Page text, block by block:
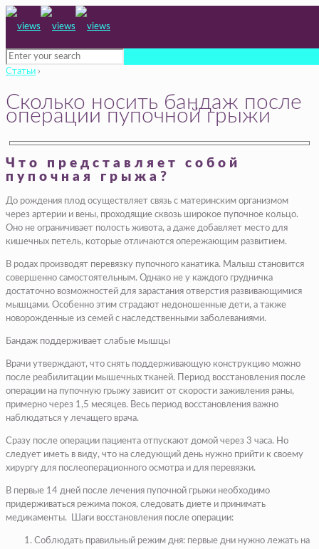
Статьи ›
Сколько носить бандаж после
операции пупочной грыжи
Что представляет собой
пупочная грыжа?
До рождения плод осуществляет связь с материнским организмом
через артерии и вены, проходящие сквозь широкое пупочное кольцо.
Оно не ограничивает полость живота, а даже добавляет место для
кишечных петель, которые отличаются опережающим развитием.
В родах производят перевязку пупочного канатика. Малыш становится
совершенно самостоятельным. Однако не у каждого грудничка
достаточно возможностей для зарастания отверстия развивающимися
мышцами. Особенно этим страдают недоношенные дети, а также
новорожденные из семей с наследственными заболеваниями.
Бандаж поддерживает слабые мышцы
Врачи утверждают, что снять поддерживающую конструкцию можно
после реабилитации мышечных тканей. Период восстановления после
операции на пупочную грыжу зависит от скорости заживления раны,
примерно через 1,5 месяцев. Весь период восстановления важно
наблюдаться у лечащего врача.
Сразу после операции пациента отпускают домой через 3 часа. Но
следует иметь в виду, что на следующий день нужно прийти к своему
хирургу для послеоперационного осмотра и для перевязки.
В первые 14 дней после лечения пупочной грыжи необходимо
придерживаться режима покоя, следовать диете и принимать
медикаменты. Шаги восстановления после операции:
Соблюдать правильный режим дня: первые дни нужно лежать на